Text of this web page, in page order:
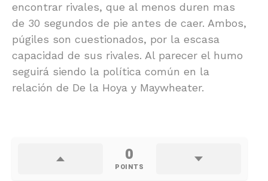
encontrar rivales, que al menos duren mas
de 30 segundos de pie antes de caer. Ambos,
púgiles son cuestionados, por la escasa
capacidad de sus rivales. Al parecer el humo
seguirá siendo la política común en la
relación de De la Hoya y Maywheater.
0
POINTS